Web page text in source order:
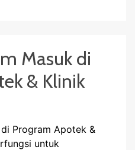
Masuk di
& Klinik
Program Apotek &
untuk